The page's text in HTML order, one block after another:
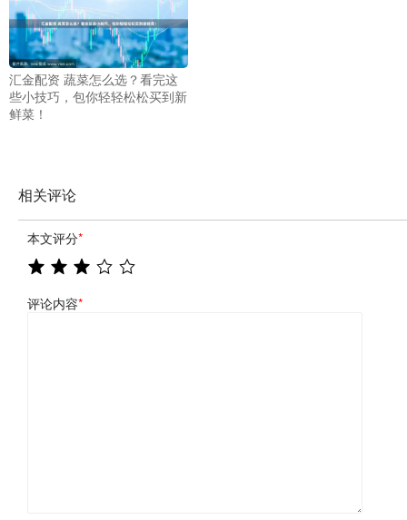
汇金配资 蔬菜怎么选？看完这
些小技巧，包你轻轻松松买到新
鲜菜！
相关评论
本文评分*
评论内容*